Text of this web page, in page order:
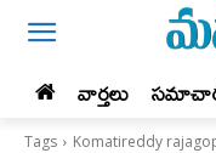
వార్తలు
Tags Komatireddy